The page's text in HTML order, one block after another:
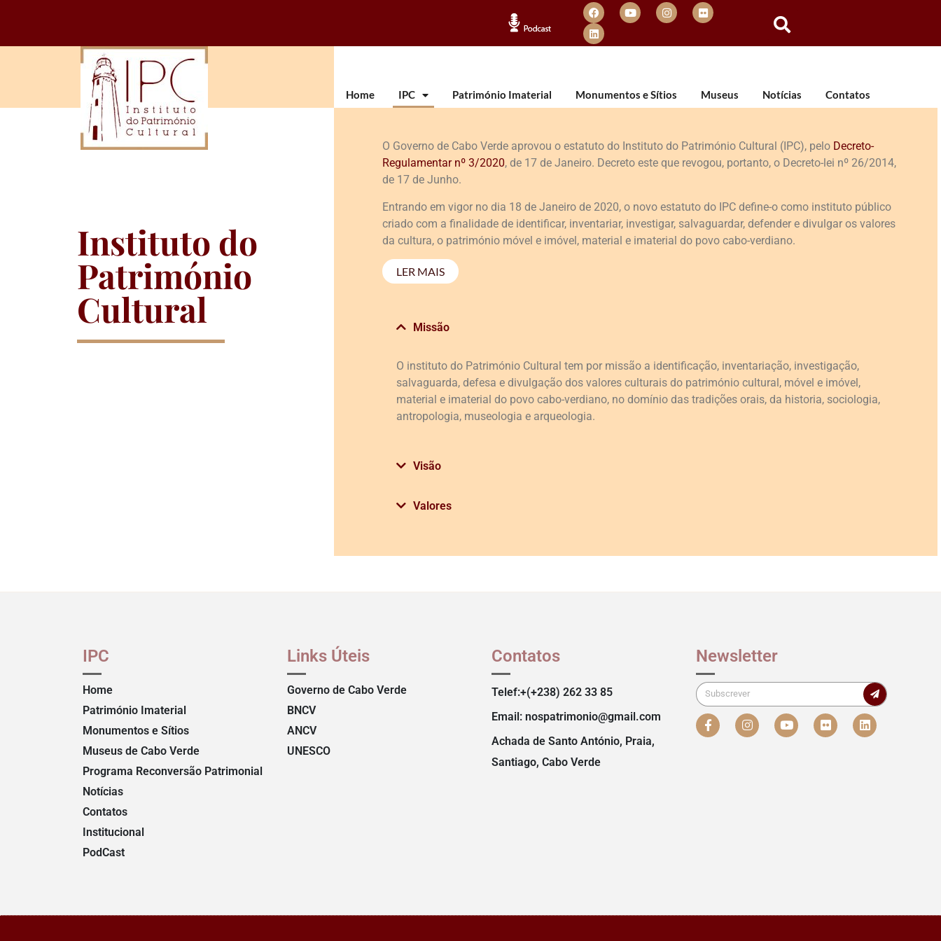
Home IPC Património Imaterial Monumentos e Sítios Museus Notícias Contatos
Instituto do
Património
Cultural
O Governo de Cabo Verde aprovou o estatuto do Instituto do Património Cultural (IPC), pelo Decreto-
Regulamentar nº 3/2020, de 17 de Janeiro. Decreto este que revogou, portanto, o Decreto-lei nº 26/2014,
de 17 de Junho.
Entrando em vigor no dia 18 de Janeiro de 2020, o novo estatuto do IPC define-o como instituto público
criado com a finalidade de identificar, inventariar, investigar, salvaguardar, defender e divulgar os valores
da cultura, o património móvel e imóvel, material e imaterial do povo cabo-verdiano.
LER MAIS
Missão
O instituto do Património Cultural tem por missão a identificação, inventariação, investigação,
salvaguarda, defesa e divulgação dos valores culturais do património cultural, móvel e imóvel,
material e imaterial do povo cabo-verdiano, no domínio das tradições orais, da historia, sociologia,
antropologia, museologia e arqueologia.
Visão
Valores
IPC
Home
Património Imaterial
Monumentos e Sítios
Museus de Cabo Verde
Programa Reconversão Patrimonial
Notícias
Contatos
Institucional
PodCast
Links Úteis
Governo de Cabo Verde
BNCV
ANCV
UNESCO
Contatos
Telef:+(+238) 262 33 85
Email: nospatrimonio@gmail.com
Achada de Santo António, Praia,
Santiago, Cabo Verde
Newsletter